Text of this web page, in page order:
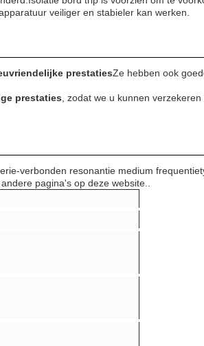
veiliger en stabieler kan werken.
prestatiesZe hebben ook
prestaties , zodat we u kunnen
verbonden resonantie medium
pagina's op deze website..